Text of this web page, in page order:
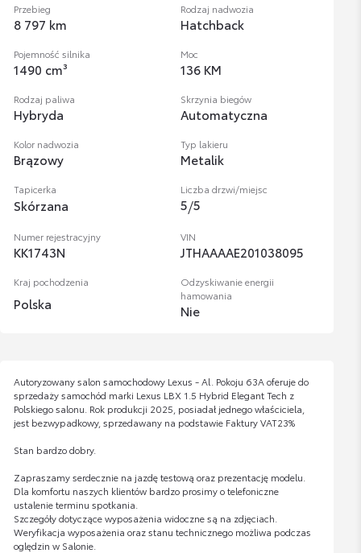
Przebieg
8 797 km
Rodzaj nadwozia
Hatchback
Pojemność silnika
1490 cm³
Moc
136 KM
Rodzaj paliwa
Hybryda
Skrzynia biegów
Automatyczna
Kolor nadwozia
Brązowy
Typ lakieru
Metalik
Tapicerka
Skórzana
Liczba drzwi/miejsc
5/5
Numer rejestracyjny
KK1743N
VIN
JTHAAAAE201038095
Kraj pochodzenia
Polska
Odzyskiwanie energii
hamowania
Nie
Autoryzowany salon samochodowy Lexus - Al. Pokoju 63A oferuje do
sprzedaży samochód marki Lexus LBX 1.5 Hybrid Elegant Tech z
Polskiego salonu. Rok produkcji 2025, posiadał jednego właściciela,
jest bezwypadkowy, sprzedawany na podstawie Faktury VAT23%
Stan bardzo dobry.
Zapraszamy serdecznie na jazdę testową oraz prezentację modelu.
Dla komfortu naszych klientów bardzo prosimy o telefoniczne
ustalenie terminu spotkania.
Szczegóły dotyczące wyposażenia widoczne są na zdjęciach.
Weryfikacja wyposażenia oraz stanu technicznego możliwa podczas
oględzin w Salonie.